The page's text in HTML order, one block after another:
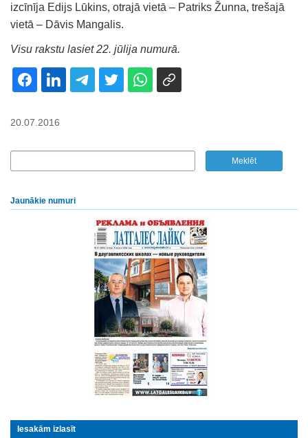
izcīnīja Edijs Lūkins, otrajā vietā – Patriks Žunna, trešajā
vietā – Dāvis Mangalis.
Visu rakstu lasiet 22. jūlija numurā.
20.07.2016
Jaunākie numuri
Iesakām izlasīt